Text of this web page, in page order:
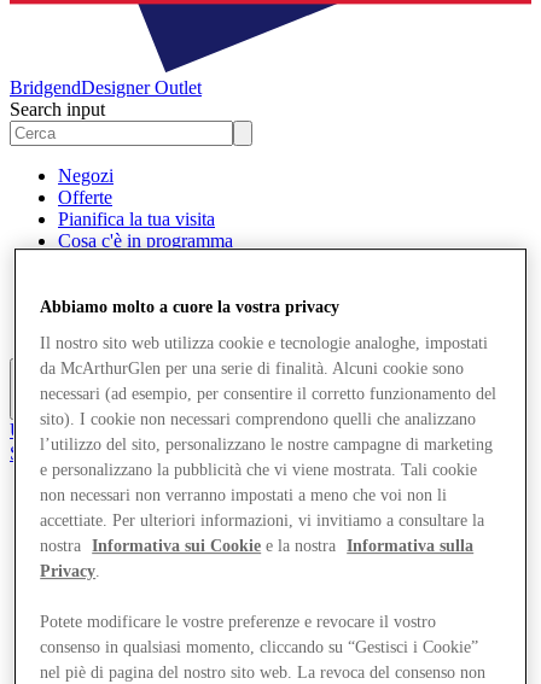
BridgendDesigner Outlet
Search input
Negozi
Offerte
Pianifica la tua visita
Cosa c'è in programma
Gift Card
Unisciti al Club
Salvata
it
Negozi
Offerte
Pianifica la tua visita
Cosa c'è in programma
Servizi
Gift Card
Mappa del Centro
Abbiamo molto a cuore la vostra privacy
Il nostro sito web utilizza cookie e tecnologie analoghe, impostati
da McArthurGlen per una serie di finalità. Alcuni cookie sono
necessari (ad esempio, per consentire il corretto funzionamento del
sito). I cookie non necessari comprendono quelli che analizzano
l’utilizzo del sito, personalizzano le nostre campagne di marketing
e personalizzano la pubblicità che vi viene mostrata. Tali cookie
non necessari non verranno impostati a meno che voi non li
accettiate. Per ulteriori informazioni, vi invitiamo a consultare la
nostra
Informativa sui Cookie e la nostra
Informativa sulla
Privacy
Potete modificare le vostre preferenze e revocare il vostro
consenso in qualsiasi momento, cliccando su “Gestisci i Cookie”
nel piè di pagina del nostro sito web. La revoca del consenso non